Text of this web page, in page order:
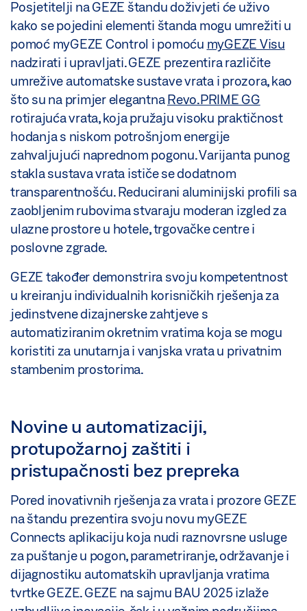
Posjetitelji na GEZE štandu doživjeti će uživo
kako se pojedini elementi štanda mogu umrežiti u
pomoć myGEZE Control i pomoću myGEZE Visu
nadzirati i upravljati. GEZE prezentira različite
umrežive automatske sustave vrata i prozora, kao
što su na primjer elegantnaRevo.PRIME GG
rotirajuća vrata, koja pružaju visoku praktičnost
hodanja s niskom potrošnjom energije
zahvaljujući naprednom pogonu. Varijanta punog
stakla sustava vrata ističe se dodatnom
transparentnošću. Reducirani aluminijski profili sa
zaobljenim rubovima stvaraju moderan izgled za
ulazne prostore u hotele, trgovačke centre i
poslovne zgrade.
GEZE također demonstrira svoju kompetentnost
u kreiranju individualnih korisničkih rješenja za
jedinstvene dizajnerske zahtjeve s
automatiziranim okretnim vratima koja se mogu
koristiti za unutarnja i vanjska vrata u privatnim
stambenim prostorima.
Novine u automatizaciji,
protupožarnoj zaštiti i
pristupačnosti bez prepreka
Pored inovativnih rješenja za vrata i prozore GEZE
na štandu prezentira svoju novu myGEZE
Connects aplikaciju koja nudi raznovrsne usluge
za puštanje u pogon, parametriranje, održavanje i
dijagnostiku automatskih upravljanja vratima
tvrtke GEZE. GEZE na sajmu BAU 2025 izlaže